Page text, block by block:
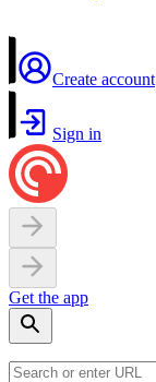
Create account
Sign in
Get the app